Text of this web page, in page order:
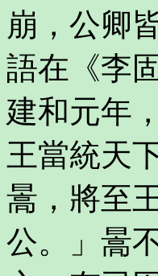
崩，公卿
語在《李
建和元年
王當統天
暠，將至
公。」暠